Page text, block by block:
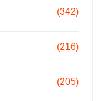
(342)
(216)
(205)